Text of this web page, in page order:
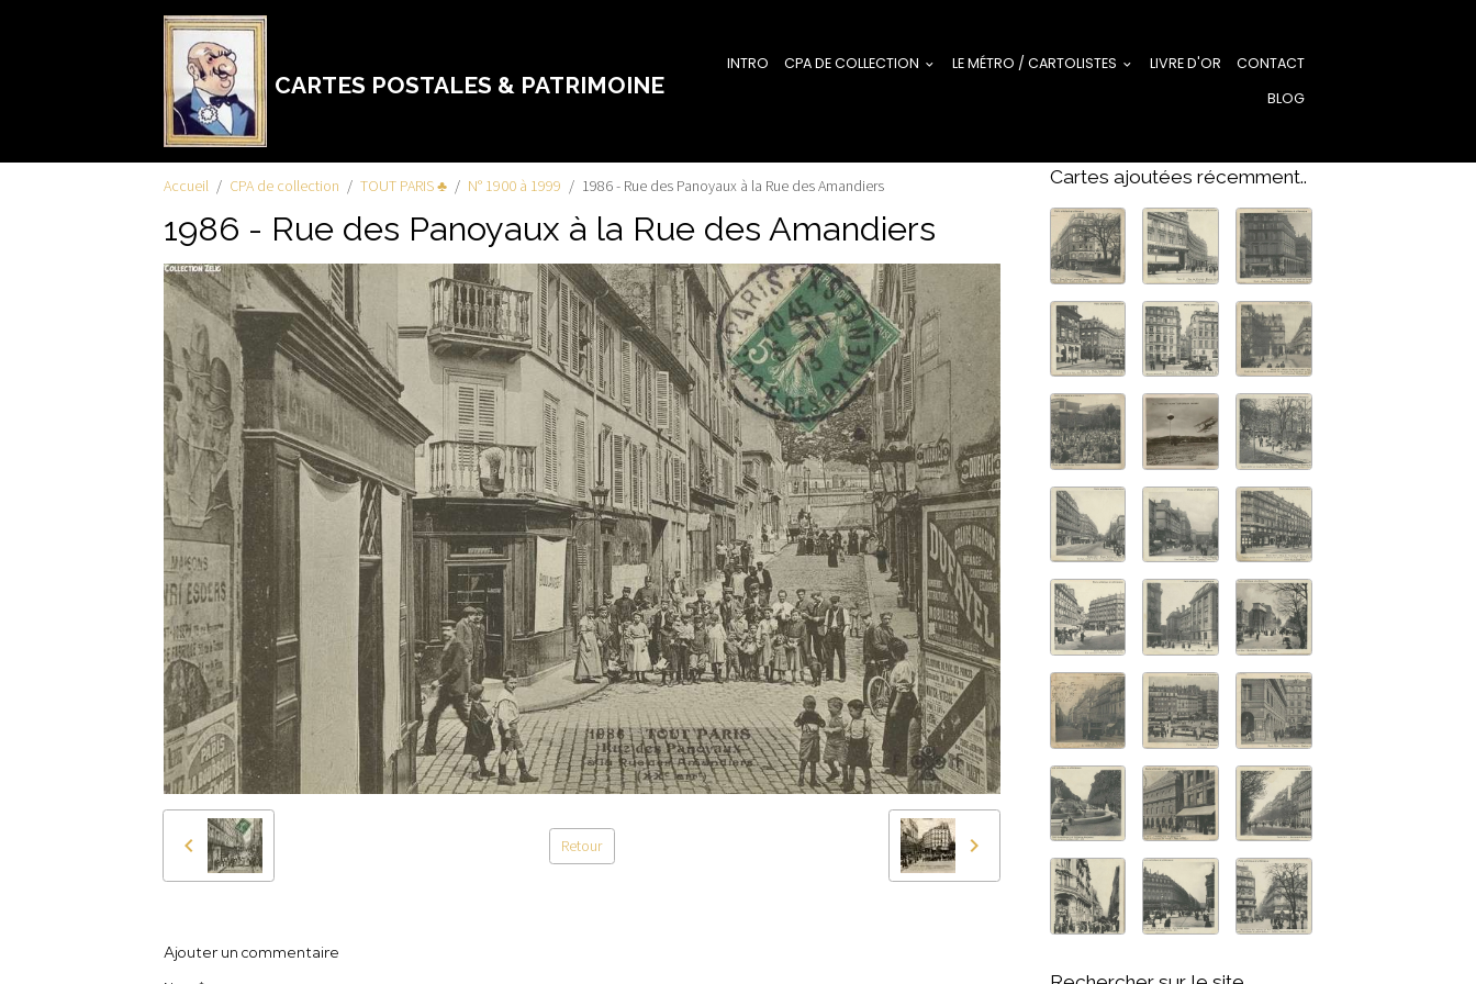
CARTES POSTALES & PATRIMOINE
INTRO CPA DE COLLECTION LE MÉTRO / CARTOLISTES LIVRE D'OR
CONTACT
BLOG
Accueil CPA de collection TOUT PARIS ♣ N° 1900 à 1999 1986 - Rue des Panoyaux à la Rue des Amandiers
1986 - Rue des Panoyaux à la Rue des Amandiers
Retour
Ajouter un commentaire
Cartes ajoutées récemment..